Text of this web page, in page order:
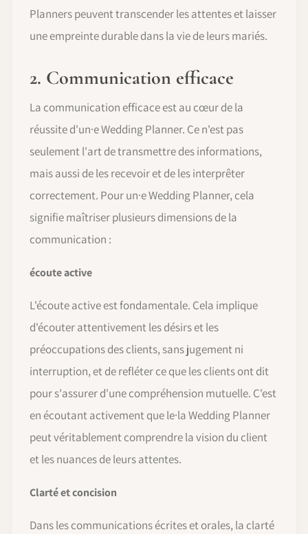
Planners peuvent transcender les attentes et laisser
une empreinte durable dans la vie de leurs mariés.
2. Communication efficace
La communication efficace est au cœur de la
réussite d'un·e Wedding Planner. Ce n'est pas
seulement l'art de transmettre des informations,
mais aussi de les recevoir et de les interprêter
correctement. Pour un·e Wedding Planner, cela
signifie maîtriser plusieurs dimensions de la
communication :
écoute active
L'écoute active est fondamentale. Cela implique
d'écouter attentivement les désirs et les
préoccupations des clients, sans jugement ni
interruption, et de refléter ce que les clients ont dit
pour s'assurer d'une compréhension mutuelle. C'est
en écoutant activement que le·la Wedding Planner
peut véritablement comprendre la vision du client
et les nuances de leurs attentes.
Clarté et concision
Dans les communications écrites et orales, la clarté